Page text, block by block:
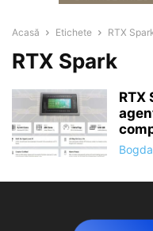
Acasă Etichete RTX
RTX Spark
RTX